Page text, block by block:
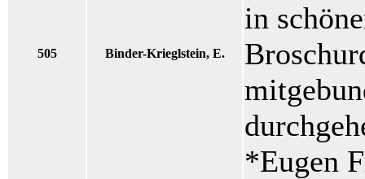
505 Binder-Krieglstein, E.
in
*Eugen